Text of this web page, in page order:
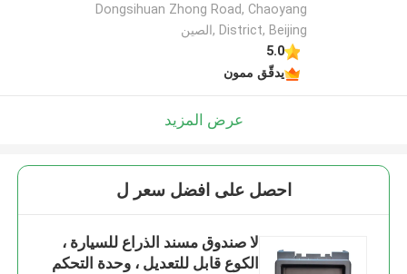
Dongsihuan Zhong Road, Chaoyang
District, Beijing ,الصين
5.0
يدقّق ممون
عرض المزيد
احصل على افضل سعر ل
لا صندوق مسند الذراع للسيارة ،
الكوع قابل للتعديل ، وحدة التحكم